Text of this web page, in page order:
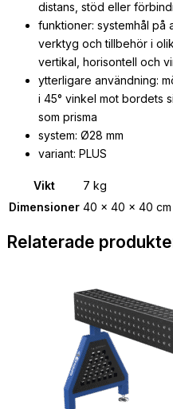
distans, stöd eller
funktioner: systemhål på
verktyg och tillbehör i
vertikal, horisontell och
ytterligare användning:
i 45° vinkel mot bordets
som prisma
system: Ø28 mm
variant: PLUS
Vikt
7 kg
Dimensioner 40 × 40 × 40 cm
Relaterade